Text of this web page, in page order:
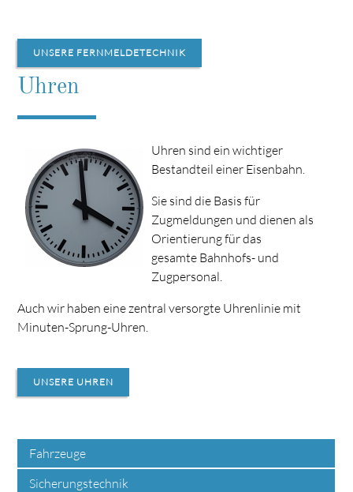
UNSERE FERNMELDETECHNIK
Uhren
Uhren sind ein wichtiger
Bestandteil einer Eisenbahn.
Sie sind die Basis für
Zugmeldungen und dienen als
Orientierung für das
gesamte Bahnhofs- und
Zugpersonal.
Auch wir haben eine zentral versorgte Uhrenlinie mit
Minuten-Sprung-Uhren.
UNSERE UHREN
Fahrzeuge
Sicherungstechnik